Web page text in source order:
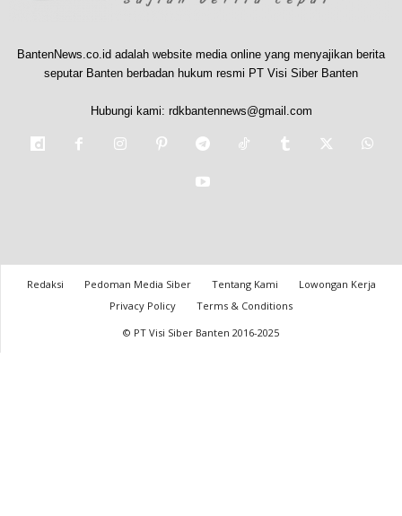
BantenNews.co.id adalah website media online yang menyajikan berita
seputar Banten berbadan hukum resmi PT Visi Siber Banten
Hubungi kami: rdkbantennews@gmail.com
Redaksi Pedoman Media Siber Tentang Kami
Lowongan Kerja
Privacy Policy
Terms & Conditions
© PT Visi Siber Banten 2016-2025